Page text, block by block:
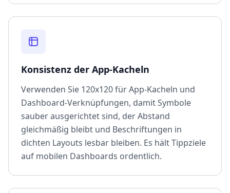
Konsistenz der App-Kacheln
Verwenden Sie 120x120 für App-Kacheln und
Dashboard-Verknüpfungen, damit Symbole
sauber ausgerichtet sind, der Abstand
gleichmäßig bleibt und Beschriftungen in
dichten Layouts lesbar bleiben. Es hält Tippziele
auf mobilen Dashboards ordentlich.